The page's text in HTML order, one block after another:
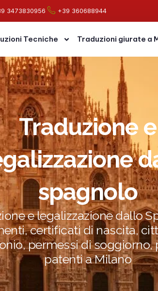
3473830956 +39 360688944
Tecniche Traduzioni giurate a
Traduzione e
spagnolo
e legalizzazione dallo
certificati di nascita,
permessi di soggiorno,
patenti a Milano